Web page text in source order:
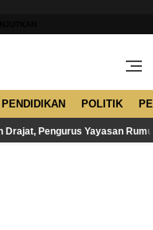
PENDIDIKAN POLITIK
Drajat, Pengurus Yayasan